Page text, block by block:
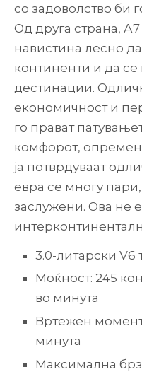
со задоволство би
Од друга страна,
навистина лесно да
континенти и да
дестинации.
економичност и
го прават
комфорот,
ја потврдуваат
евра се многу
заслужени. Ова не
3.0-литарски V6
Моќност: 245
во минута
Вртежен
минута
Максимална